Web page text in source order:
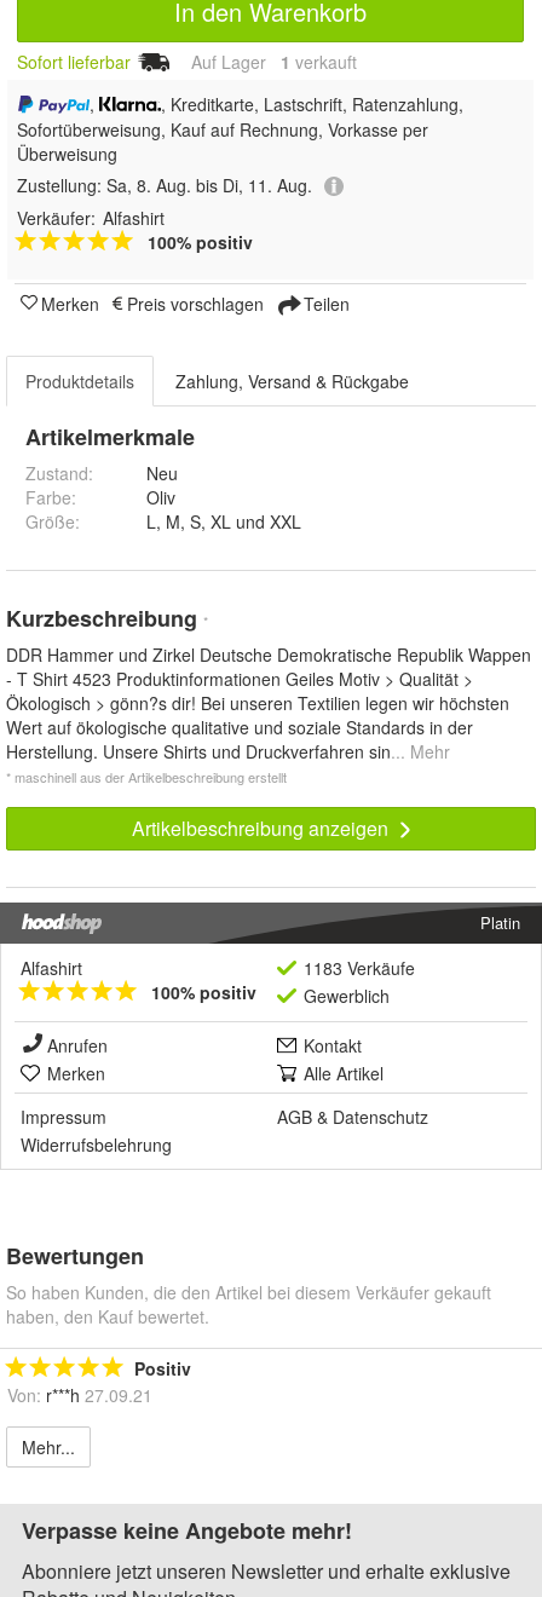
In den Warenkorb
Sofort lieferbar Auf Lager 1 verkauft
,
, Kreditkarte, Lastschrift, Ratenzahlung,
Sofortüberweisung, Kauf auf Rechnung, Vorkasse per
Überweisung
Zustellung: Sa, 8. Aug. bis Di, 11. Aug.
Verkäufer: Alfashirt
100% positiv
Merken Preis vorschlagen Teilen
Produktdetails Zahlung, Versand & Rückgabe
Artikelmerkmale
Zustand:
Neu
Farbe:
Oliv
Größe: L, M, S, XL und XXL
Kurzbeschreibung *
DDR Hammer und Zirkel Deutsche Demokratische Republik Wappen
- T Shirt 4523 Produktinformationen Geiles Motiv > Qualität >
Ökologisch > gönn?s dir! Bei unseren Textilien legen wir höchsten
Wert auf ökologische qualitative und soziale Standards in der
Herstellung. Unsere Shirts und Druckverfahren sin... Mehr
* maschinell aus der Artikelbeschreibung erstellt
Artikelbeschreibung anzeigen
Platin
Alfashirt
100% positiv
1183 Verkäufe
Gewerblich
Anrufen
Kontakt
Merken
Alle Artikel
Impressum
AGB & Datenschutz
Widerrufsbelehrung
Bewertungen
So haben Kunden, die den Artikel bei diesem Verkäufer gekauft
haben, den Kauf bewertet.
Positiv
Von: r***h 27.09.21
Mehr...
Verpasse keine Angebote mehr!
Abonniere jetzt unseren Newsletter und erhalte exklusive